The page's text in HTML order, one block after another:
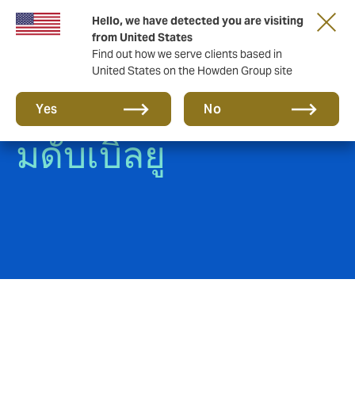
Hello, we have detected you are visiting
from United States
Find out how we serve clients based in
United States on the Howden Group site
Yes No
ประกันรถยนต์ บีเอ็
มดับเบิลยู